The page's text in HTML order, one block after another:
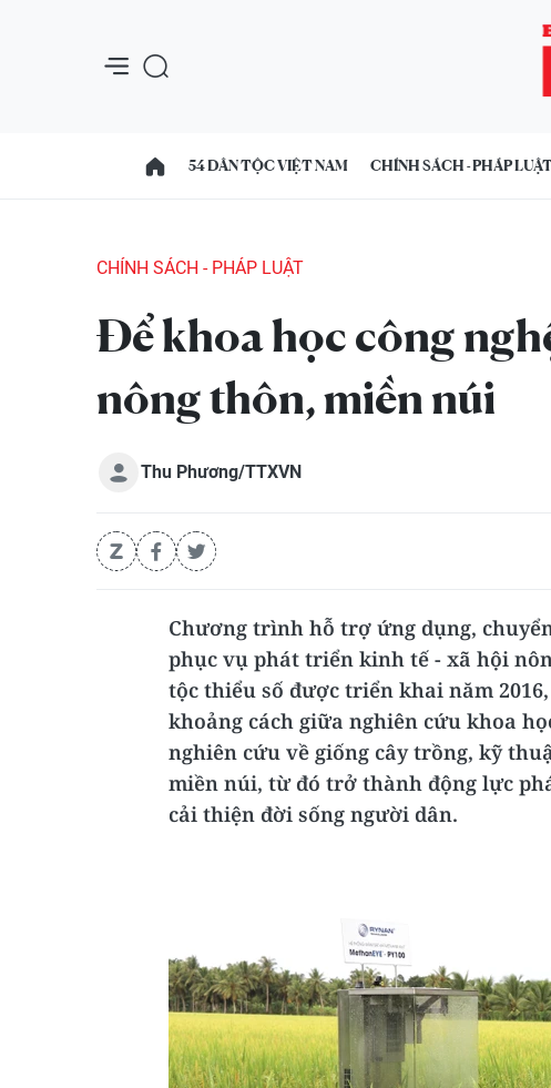
54 DÂN TỘC VIỆT NAM CHÍNH SÁCH - PHÁP
CHÍNH SÁCH - PHÁP LUẬT
Để khoa học công
nông thôn, miền núi
Thu Phương/TTXVN
Chương trình hỗ trợ ứng dụng,
phục vụ phát triển kinh tế - xã hội
tộc thiểu số được triển khai năm
khoảng cách giữa nghiên cứu khoa
nghiên cứu về giống cây trồng, kỹ
miền núi, từ đó trở thành động lực
cải thiện đời sống người dân.